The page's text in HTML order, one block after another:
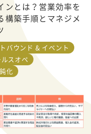
ンとは？営業効率を
構築手順とマネジメ
バウンド & イベント
スオペ
化